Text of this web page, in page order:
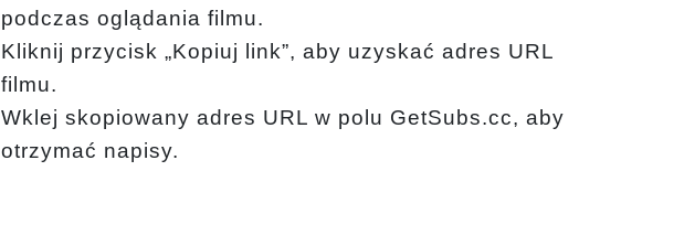
podczas oglądania filmu.
Kliknij przycisk „Kopiuj link”, aby uzyskać adres URL
filmu.
Wklej skopiowany adres URL w polu GetSubs.cc, aby
otrzymać napisy.